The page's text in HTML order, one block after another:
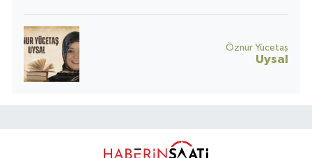
Öznur Yücetaş
Uysal